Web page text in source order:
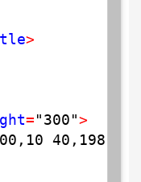
>
="300">
40,198